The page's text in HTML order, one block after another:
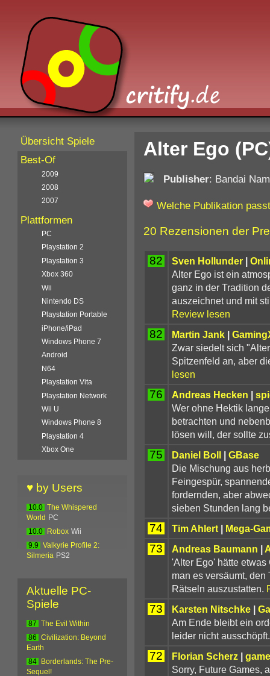
Alter Ego
Publisher: Bandai
Welche Publikation
20 Rezensionen der
82 Sven Hollunder|
Alter Ego ist ein
ganz in der Tradition
auszeichnet und mit
Review lesen
82 Martin Jank|
Zwar siedelt sich
Spitzenfeld an, aber
lesen
76 Andreas Hecken |
Wer ohne Hektik
betrachten und
lösen will, der sollte
75 Daniel Boll| GBase
Die Mischung aus
Feingespür,
fordernden, aber
sieben Stunden lang
74 Tim Ahlert| Mega-
73 Andreas Baumann |
'Alter Ego' hätte
man es versäumt,
Rätseln auszustatten.
73 Karsten Nitschke|
Am Ende bleibt ein
leider nicht ausschöpft.
72 Florian Scherz |
Sorry, Future Games,
Übersicht Spiele
Best-Of
2009
2008
2007
Plattformen
PC
Playstation 2
Playstation 3
Xbox 360
Wii
Nintendo DS
Playstation Portable
iPhone/iPad
Windows Phone 7
Android
N64
Playstation Vita
Playstation Network
Wii U
Windows Phone 8
Playstation 4
Xbox One
♥ by Users
10.0
The Whispered
World
PC
10.0
Robox Wii
9.9
Valkyrie Profile 2:
Silmeria PS2
Aktuelle PC-
Spiele
87
The Evil Within
86
Civilization: Beyond
Earth
84
Borderlands: The Pre-
Sequel!